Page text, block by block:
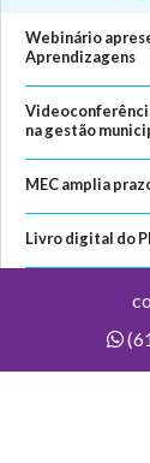
Webinário
Aprendizagens
na gestão
MEC amplia
Livro digital do